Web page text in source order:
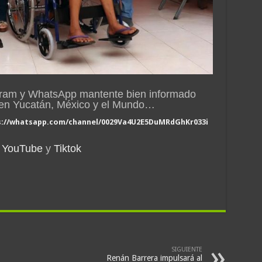
y WhatsApp mantente bien informado
Yucatán, México y el Mundo…
whatsapp.com/channel/0029Va4U2E5DuMRdGhKr033i
YouTubey Tiktok
SIGUIENTE
Renán Barrera impulsará al